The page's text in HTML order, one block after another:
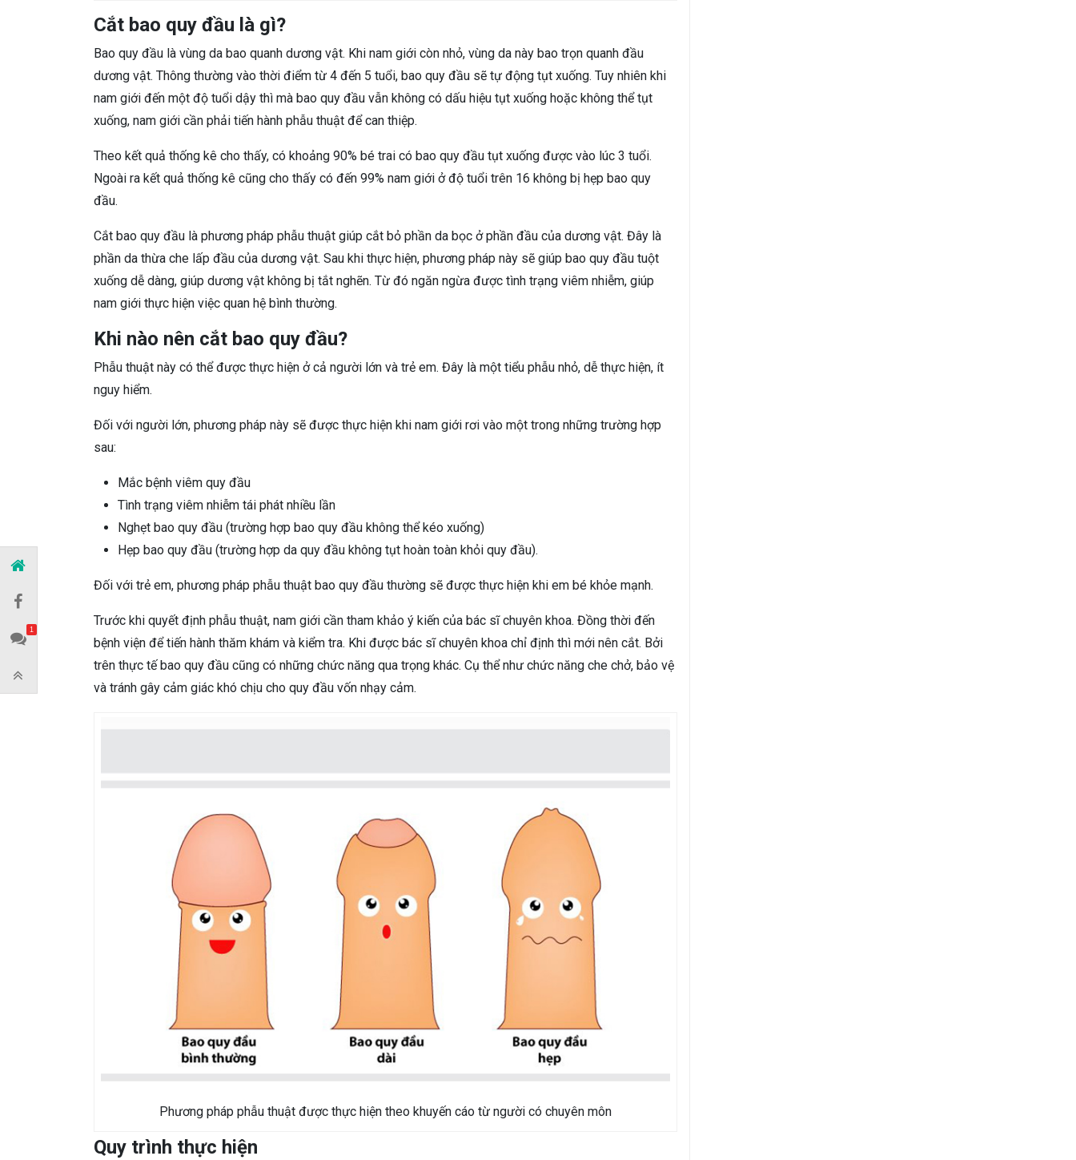
Cắt bao quy đầu là gì?
Bao quy đầu là vùng da bao quanh dương vật. Khi nam giới còn nhỏ, vùng da này bao trọn quanh đầu
dương vật. Thông thường vào thời điểm từ 4 đến 5 tuổi, bao quy đầu sẽ tự động tụt xuống. Tuy nhiên khi
nam giới đến một độ tuổi dậy thì mà bao quy đầu vẫn không có dấu hiệu tụt xuống hoặc không thể tụt
xuống, nam giới cần phải tiến hành phẫu thuật để can thiệp.
Theo kết quả thống kê cho thấy, có khoảng 90% bé trai có bao quy đầu tụt xuống được vào lúc 3 tuổi.
Ngoài ra kết quả thống kê cũng cho thấy có đến 99% nam giới ở độ tuổi trên 16 không bị hẹp bao quy
đầu.
Cắt bao quy đầu là phương pháp phẫu thuật giúp cắt bỏ phần da bọc ở phần đầu của dương vật. Đây là
phần da thừa che lấp đầu của dương vật. Sau khi thực hiện, phương pháp này sẽ giúp bao quy đầu tuột
xuống dễ dàng, giúp dương vật không bị tắt nghẽn. Từ đó ngăn ngừa được tình trạng viêm nhiễm, giúp
nam giới thực hiện việc quan hệ bình thường.
Khi nào nên cắt bao quy đầu?
Phẫu thuật này có thể được thực hiện ở cả người lớn và trẻ em. Đây là một tiểu phẫu nhỏ, dễ thực hiện, ít
nguy hiểm.
Đối với người lớn, phương pháp này sẽ được thực hiện khi nam giới rơi vào một trong những trường hợp
sau:
Mắc bệnh viêm quy đầu
Tình trạng viêm nhiễm tái phát nhiều lần
Nghẹt bao quy đầu (trường hợp bao quy đầu không thể kéo xuống)
Hẹp bao quy đầu (trường hợp da quy đầu không tụt hoàn toàn khỏi quy đầu).
Đối với trẻ em, phương pháp phẫu thuật bao quy đầu thường sẽ được thực hiện khi em bé khỏe mạnh.
Trước khi quyết định phẫu thuật, nam giới cần tham khảo ý kiến của bác sĩ chuyên khoa. Đồng thời đến
bệnh viện để tiến hành thăm khám và kiểm tra. Khi được bác sĩ chuyên khoa chỉ định thì mới nên cắt. Bởi
trên thực tế bao quy đầu cũng có những chức năng qua trọng khác. Cụ thể như chức năng che chở, bảo vệ
và tránh gây cảm giác khó chịu cho quy đầu vốn nhạy cảm.
Phương pháp phẫu thuật được thực hiện theo khuyến cáo từ người có chuyên môn
Quy trình thực hiện
1